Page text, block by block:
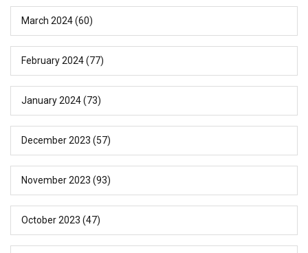
March 2024(60)
February 2024(77)
January 2024(73)
December 2023 (57)
November 2023 (93)
October 2023 (47)